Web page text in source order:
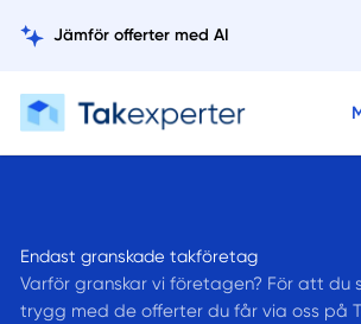
Jämför offerter med AI
Endast granskade takföretag
Varför granskar vi företagen? För att du
trygg med de offerter du får via oss på